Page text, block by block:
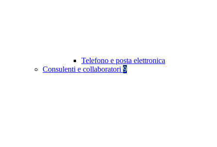
Telefono e posta elettronica
Consulenti e collaboratori 9